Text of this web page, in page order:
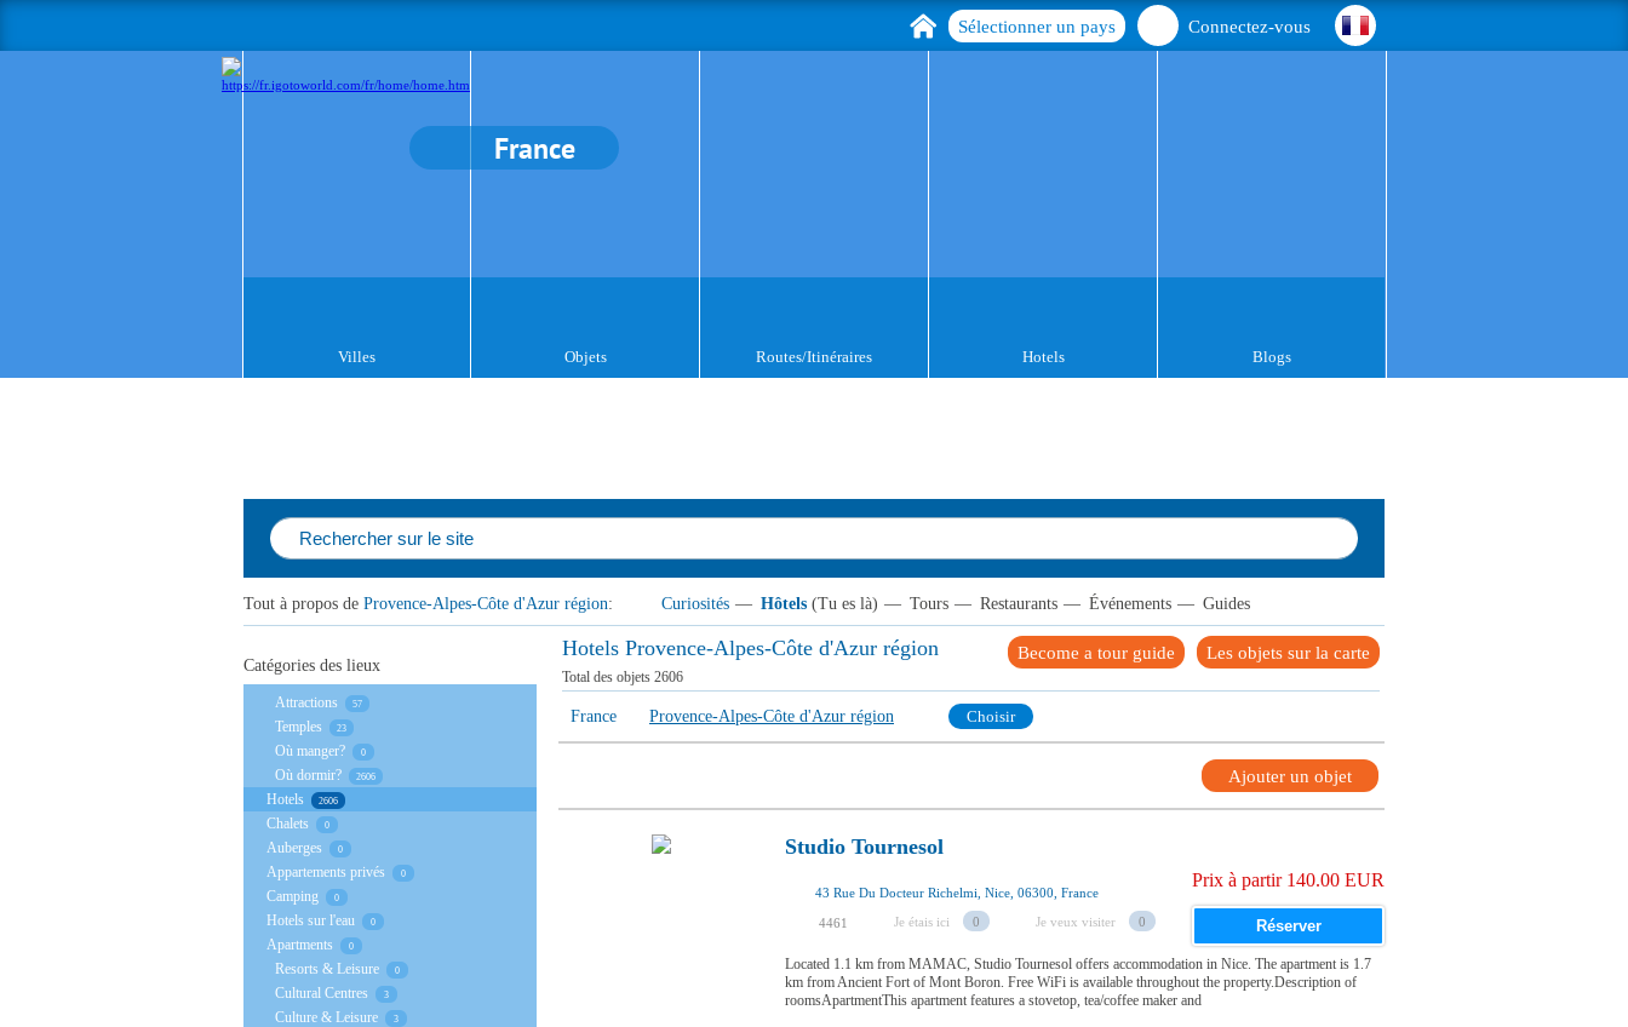
Connectez-vous
Sélectionner un pays
France
Villes Objets Routes/Itinéraires Hotels Blogs
Tout à propos de Provence-Alpes-Côte d'Azur région: Curiosités — Hôtels (Tu es là) — Tours — Restaurants — Événements — Guides
Hotels Provence-Alpes-Côte d'Azur région Les objets sur la carte
Become a tour guide
Total des objets 2606
France Provence-Alpes-Côte d'Azur région Choisir
Ajouter un objet
Studio Tournesol
43 Rue Du Docteur Richelmi, Nice, 06300, France
4461 Je étais ici 0 Je veux visiter 0
Prix à partir 140.00 EUR
Réserver
Located 1.1 km from MAMAC, Studio Tournesol offers accommodation in Nice. The apartment is 1.7
km from Ancient Fort of Mont Boron. Free WiFi is available throughout the property.Description of
roomsApartmentThis apartment features a stovetop, tea/coffee maker and
Catégories des lieux
Аttractions 57
Temples 23
Où manger? 0
Où dormir? 2606
Hotels 2606
Chalets 0
Auberges 0
Appartements privés 0
Camping 0
Hotels sur l'eau 0
Apartments 0
Resorts & Leisure 0
Cultural Centres 3
Culture & Leisure 3